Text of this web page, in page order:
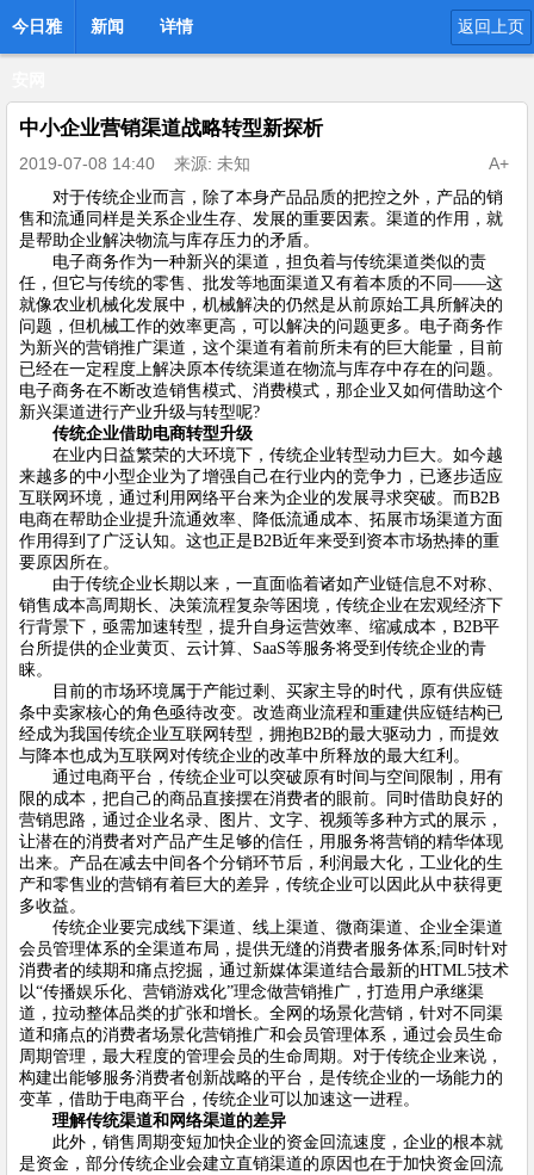
今日雅 新闻 详情 返回上页
中小企业营销渠道战略转型新探析
2019-07-08 14:40 来源: 未知 A+
对于传统企业而言，除了本身产品品质的把控之外，产品的销
售和流通同样是关系企业生存、发展的重要因素。渠道的作用，就
是帮助企业解决物流与库存压力的矛盾。
电子商务作为一种新兴的渠道，担负着与传统渠道类似的责
任，但它与传统的零售、批发等地面渠道又有着本质的不同——这
就像农业机械化发展中，机械解决的仍然是从前原始工具所解决的
问题，但机械工作的效率更高，可以解决的问题更多。电子商务作
为新兴的营销推广渠道，这个渠道有着前所未有的巨大能量，目前
已经在一定程度上解决原本传统渠道在物流与库存中存在的问题。
电子商务在不断改造销售模式、消费模式，那企业又如何借助这个
新兴渠道进行产业升级与转型呢?
传统企业借助电商转型升级
在业内日益繁荣的大环境下，传统企业转型动力巨大。如今越
来越多的中小型企业为了增强自己在行业内的竞争力，已逐步适应
互联网环境，通过利用网络平台来为企业的发展寻求突破。而B2B
电商在帮助企业提升流通效率、降低流通成本、拓展市场渠道方面
作用得到了广泛认知。这也正是B2B近年来受到资本市场热捧的重
要原因所在。
由于传统企业长期以来，一直面临着诸如产业链信息不对称、
销售成本高周期长、决策流程复杂等困境，传统企业在宏观经济下
行背景下，亟需加速转型，提升自身运营效率、缩减成本，B2B平
台所提供的企业黄页、云计算、SaaS等服务将受到传统企业的青
睐。
目前的市场环境属于产能过剩、买家主导的时代，原有供应链
条中卖家核心的角色亟待改变。改造商业流程和重建供应链结构已
经成为我国传统企业互联网转型，拥抱B2B的最大驱动力，而提效
与降本也成为互联网对传统企业的改革中所释放的最大红利。
通过电商平台，传统企业可以突破原有时间与空间限制，用有
限的成本，把自己的商品直接摆在消费者的眼前。同时借助良好的
营销思路，通过企业名录、图片、文字、视频等多种方式的展示，
让潜在的消费者对产品产生足够的信任，用服务将营销的精华体现
出来。产品在减去中间各个分销环节后，利润最大化，工业化的生
产和零售业的营销有着巨大的差异，传统企业可以因此从中获得更
多收益。
传统企业要完成线下渠道、线上渠道、微商渠道、企业全渠道
会员管理体系的全渠道布局，提供无缝的消费者服务体系;同时针对
消费者的续期和痛点挖掘，通过新媒体渠道结合最新的HTML5技术
以“传播娱乐化、营销游戏化”理念做营销推广，打造用户承继渠
道，拉动整体品类的扩张和增长。全网的场景化营销，针对不同渠
道和痛点的消费者场景化营销推广和会员管理体系，通过会员生命
周期管理，最大程度的管理会员的生命周期。对于传统企业来说，
构建出能够服务消费者创新战略的平台，是传统企业的一场能力的
变革，借助于电商平台，传统企业可以加速这一进程。
理解传统渠道和网络渠道的差异
此外，销售周期变短加快企业的资金回流速度，企业的根本就
是资金，部分传统企业会建立直销渠道的原因也在于加快资金回流